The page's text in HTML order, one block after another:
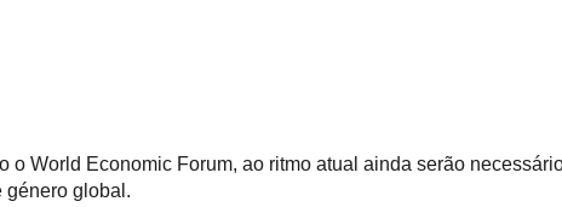
o World Economic Forum, ao ritmo atual ainda serão
género global.